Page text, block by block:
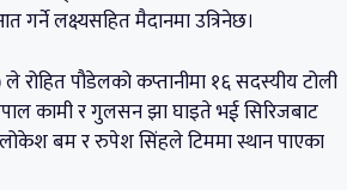
लक्ष्यसहित मैदानमा उत्रिनेछ।
रोहित पौडेलको कप्तानीमा १६ सदस्यीय टोली
कामी र गुलसन झा घाइते भई सिरिजबाट
लोकेश बम र रुपेश सिंहले टिममा स्थान पाएका